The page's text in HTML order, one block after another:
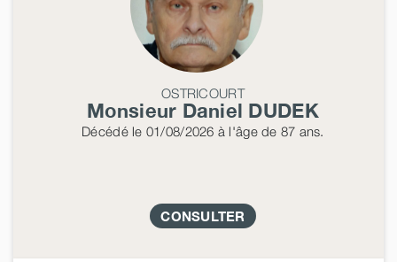
OSTRICOURT
Monsieur Daniel DUDEK
Décédéle 01/08/2026 à l'âge de 87 ans.
CONSULTER